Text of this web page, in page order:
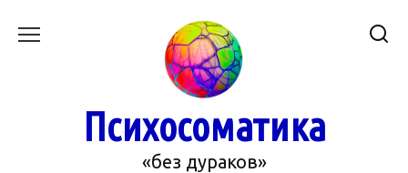
Психосоматика
«без дураков»